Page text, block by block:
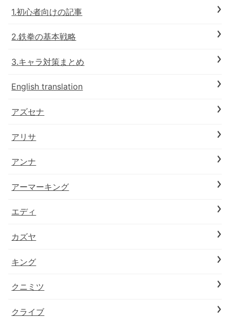
1.初心者向けの記事
2.鉄拳の基本戦略
3.キャラ対策まとめ
English translation
アズセナ
アリサ
アンナ
アーマーキング
エディ
カズヤ
キング
クニミツ
クライブ